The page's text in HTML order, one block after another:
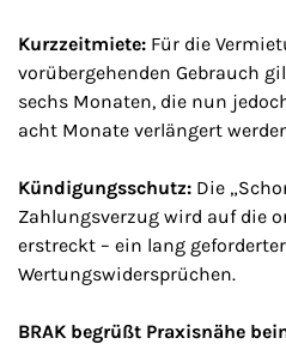
Kurzzeitmiete: Für die
vorübergehenden Gebrauch
sechs Monaten, die nun
acht Monate verlängert
Kündigungsschutz: Die
Zahlungsverzug wird auf die
erstreckt – ein lang
Wertungswidersprüchen.
BRAK begrüßt Praxisnähe